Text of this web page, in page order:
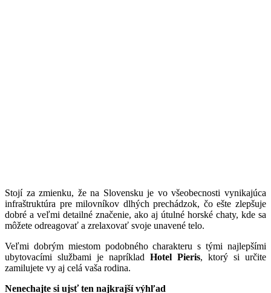
Stojí za zmienku, že na Slovensku je vo všeobecnosti vynikajúca
infraštruktúra pre milovníkov dlhých prechádzok, čo ešte zlepšuje
dobré a veľmi detailné značenie, ako aj útulné horské chaty, kde sa
môžete odreagovať a zrelaxovať svoje unavené telo.
Veľmi dobrým miestom podobného charakteru s tými najlepšími
ubytovacími službami je napríklad Hotel Pieris, ktorý si určite
zamilujete vy aj celá vaša rodina.
Nenechajte si ujsť ten najkrajší výhľad